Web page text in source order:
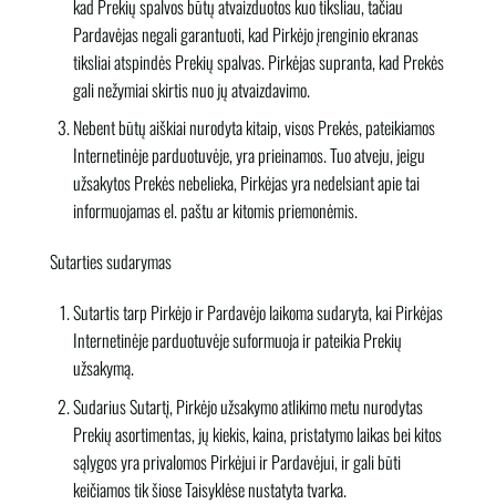
kad Prekių spalvos būtų atvaizduotos kuo tiksliau, tačiau
Pardavėjas negali garantuoti, kad Pirkėjo įrenginio ekranas
tiksliai atspindės Prekių spalvas. Pirkėjas supranta, kad Prekės
gali nežymiai skirtis nuo jų atvaizdavimo.
Nebent būtų aiškiai nurodyta kitaip, visos Prekės, pateikiamos
Internetinėje parduotuvėje, yra prieinamos. Tuo atveju, jeigu
užsakytos Prekės nebelieka, Pirkėjas yra nedelsiant apie tai
informuojamas el. paštu ar kitomis priemonėmis.
Sutarties sudarymas
Sutartis tarp Pirkėjo ir Pardavėjo laikoma sudaryta, kai Pirkėjas
Internetinėje parduotuvėje suformuoja ir pateikia Prekių
užsakymą.
Sudarius Sutartį, Pirkėjo užsakymo atlikimo metu nurodytas
Prekių asortimentas, jų kiekis, kaina, pristatymo laikas bei kitos
sąlygos yra privalomos Pirkėjui ir Pardavėjui, ir gali būti
keičiamos tik šiose Taisyklėse nustatyta tvarka.